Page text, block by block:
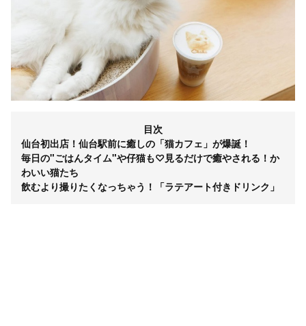
目次
仙台初出店！仙台駅前に癒しの「猫カフェ」が爆誕！
毎日の"ごはんタイム"や仔猫も♡見るだけで癒やされる！か
わいい猫たち
飲むより撮りたくなっちゃう！「ラテアート付きドリンク」